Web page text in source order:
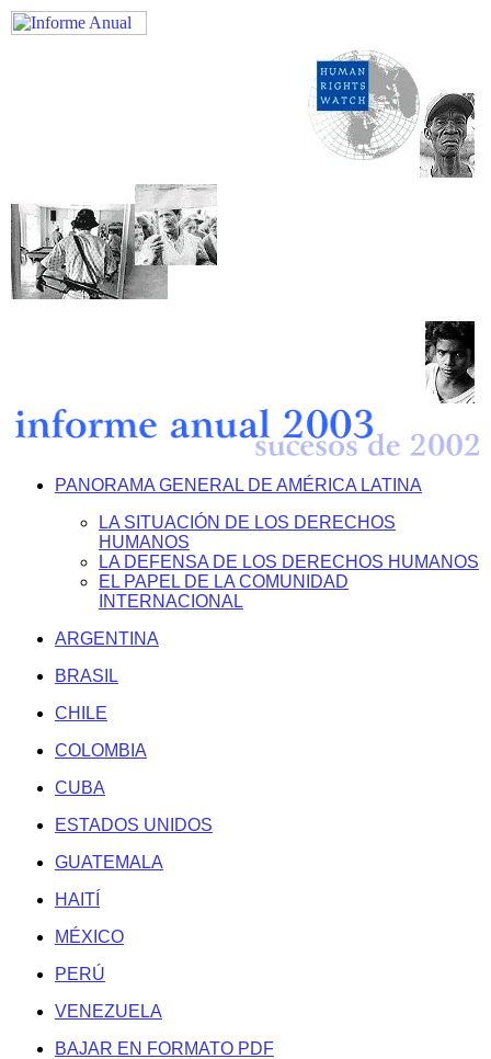
PANORAMA GENERAL DE AMÉRICA LATINA
LA SITUACIÓN DE LOS DERECHOS
HUMANOS
LA DEFENSA DE LOS DERECHOS HUMANOS
EL PAPEL DE LA COMUNIDAD
INTERNACIONAL
ARGENTINA
BRASIL
CHILE
COLOMBIA
CUBA
ESTADOS UNIDOS
GUATEMALA
HAITÍ
MÉXICO
PERÚ
VENEZUELA
BAJAR EN FORMATO PDF